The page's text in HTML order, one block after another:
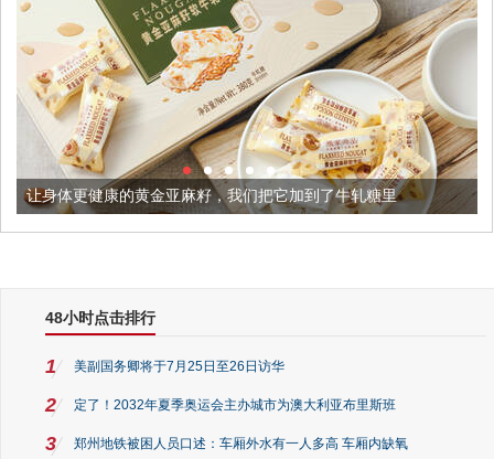
金亚麻籽，我们把它加到了牛轧糖里 被列入佛家七宝的
48小时点击排行
1 美副国务卿将于7月25日至26日访华
2 定了！2032年夏季奥运会主办城市为澳大利亚布里斯班
3 郑州地铁被困人员口述：车厢外水有一人多高 车厢内缺氧